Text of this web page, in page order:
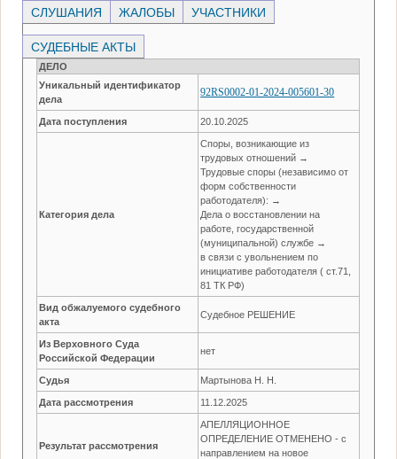
СЛУШАНИЯ ЖАЛОБЫ УЧАСТНИКИ
СУДЕБНЫЕ АКТЫ
ДЕЛО
Уникальный идентификатор
дела
92RS0002-01-2024-005601-30
Дата поступления 20.10.2025
Категория дела
Споры, возникающие из
трудовых отношений →
Трудовые споры (независимо от
форм собственности
работодателя): →
Дела о восстановлении на
работе, государственной
(муниципальной) службе →
в связи с увольнением по
инициативе работодателя ( ст.71,
81 ТК РФ)
Вид обжалуемого судебного
акта
Судебное РЕШЕНИЕ
Из Верховного Суда
Российской Федерации
нет
Судья Мартынова Н. Н.
Дата рассмотрения 11.12.2025
Результат рассмотрения
АПЕЛЛЯЦИОННОЕ
ОПРЕДЕЛЕНИЕ ОТМЕНЕНО - с
направлением на новое